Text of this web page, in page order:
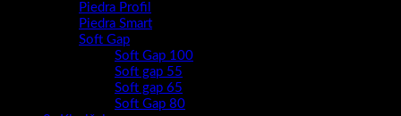
Piedra Profil
Piedra Smart
Soft Gap
Soft Gap 100
Soft gap 55
Soft gap 65
Soft Gap 80